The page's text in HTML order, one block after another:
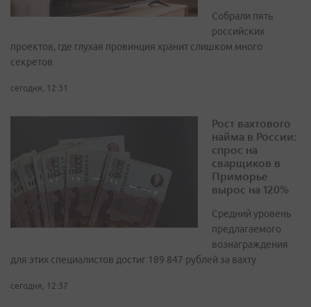
Собрали пять
российских
проектов, где глухая провинция хранит слишком много
секретов
сегодня, 12:31
Рост вахтового
найма в России:
спрос на
сварщиков в
Приморье
вырос на 120%
Средний уровень
предлагаемого
вознаграждения
для этих специалистов достиг 189 847 рублей за вахту
сегодня, 12:37